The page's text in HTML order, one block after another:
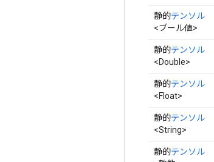
静的テンソル
<ブール値>
静的テンソル
<Double>
静的テンソル
<Float>
静的テンソル
<String>
静的テンソル